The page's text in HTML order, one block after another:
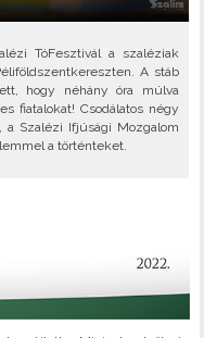
TóFesztivál a szaléziak
A stáb
hogy néhány óra múlva
fiatalokat! Csodálatos négy
Szalézi Ifjúsági Mozgalom
a történteket.